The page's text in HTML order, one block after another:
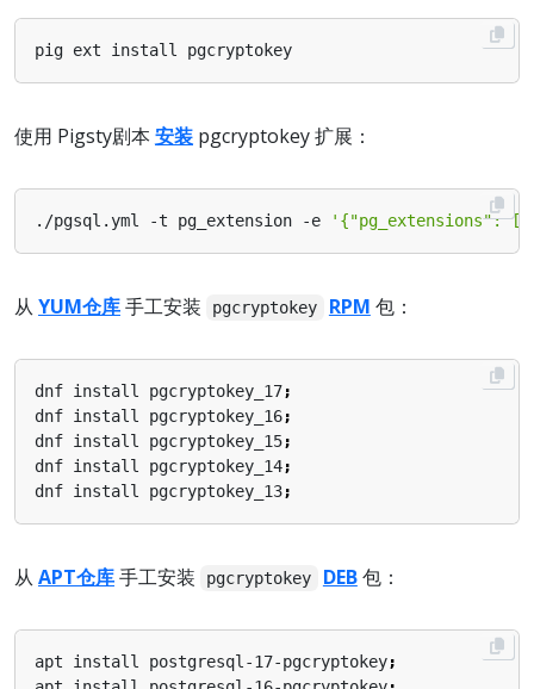
使用 Pigsty剧本 安装 pgcryptokey 扩展：
./pgsql.yml -t pg_extension -e '{"pg_extensions":
从 YUM仓库手工安装 pgcryptokey RPM 包：
dnf install pgcryptokey_17;
dnf install pgcryptokey_16;
dnf install pgcryptokey_15;
dnf install pgcryptokey_14;
dnf install pgcryptokey_13;
从 APT仓库手工安装 pgcryptokey DEB包：
apt install postgresql-17-pgcryptokey;